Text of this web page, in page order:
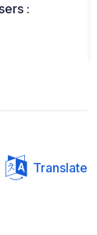
:
Translate